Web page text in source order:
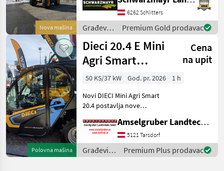
Nova mašina
Tonnen - mit Hubhöhe 9, 8
Meter - mit 150PS 4 Zylinder
JCB Dieselmax Common
Rail (bis 2000b
6262 Schlitters
Građevinski
strojevi /
JCB
Premium Gold prodavac
Polovna mašina
Dieci 20.4 E Mini
Agri Smart
ELEKTRO
Teleskoplader
TOP
Cena
na upit
50 KS/37 kW God. pr. 2026
1 h
Novi DIECI Mini Agri Smart
20.4 postavlja nove
teleskopskih utovarivača.
100% električni! Najveća
kabina (identična modelu
26.6 Mini Agri
Amselgruber Landtechnik GmbH
5121 Tarsdorf
Građevinski
strojevi /
Premium Plus prodavac